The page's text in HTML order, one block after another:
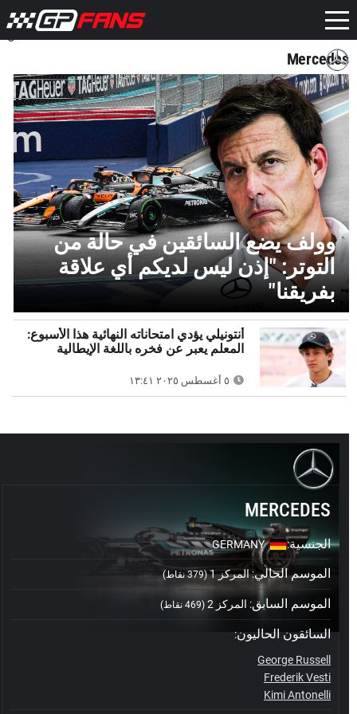
Mercedes
وولف يضع السائقين في حالة من
التوتر: "إذن ليس لديكم أي علاقة
بفريقنا"
أنتونيلي يؤدي امتحاناته النهائية هذا الأسبوع:
المعلم يعبر عن فخره باللغة الإيطالية
MERCEDES
الجنسية:
GERMANY
الموسم الحالي:المركز 1 (379 نقاط)
الموسم السابق: المركز 2 (469 نقاط)
السائقون الحاليون:
George Russell
Frederik Vesti
Kimi Antonelli